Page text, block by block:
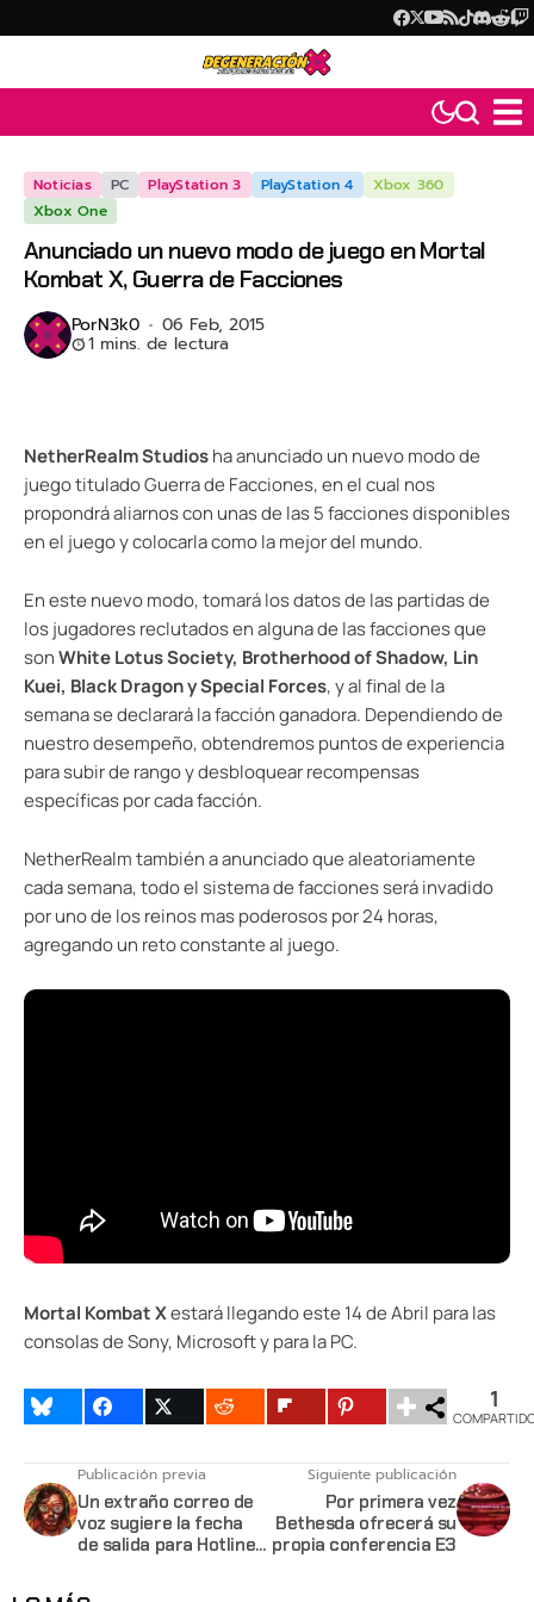
Noticias PC PlayStation 3 PlayStation 4
Xbox 360
Xbox One
Anunciado un nuevo modo de juego en Mortal
Kombat X, Guerra de Facciones
PorN3k0 06 Feb, 2015
1 mins. de lectura
NetherRealm Studiosha anunciado un nuevo modo de
juego titulado Guerra de Facciones, en el cual nos
propondrá aliarnos con unas de las 5 facciones disponibles
en el juego y colocarla como la mejor del mundo.
En este nuevo modo, tomará los datos de las partidas de
los jugadores reclutados en alguna de las facciones que
sonWhite Lotus Society, Brotherhood of Shadow, Lin
Kuei, Black Dragon y Special Forces, y al final de la
semana se declarará la facción ganadora. Dependiendo de
nuestro desempeño, obtendremos puntos de experiencia
para subir de rango y desbloquear recompensas
específicas por cada facción.
NetherRealm también a anunciado que aleatoriamente
cada semana, todo el sistema de facciones será invadido
por uno de los reinos mas poderosos por 24 horas,
agregando un reto constante al juego.
Mortal Kombat Xestará llegando este 14 de Abril para las
consolas de Sony, Microsoft y para la PC.
1
Publicación previa
Un extraño correo de
voz sugiere la fecha
de salida para Hotline
Siguiente publicación
Por primera vez
Bethesda ofrecerá su
propia conferencia E3